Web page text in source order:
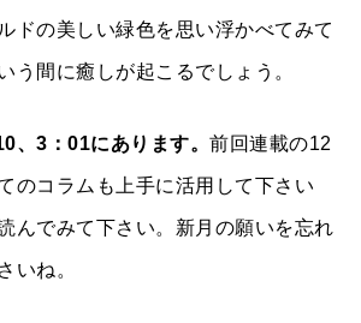
ドの美しい緑色を思い浮かべてみて
う間に癒しが起こるでしょう。
、3：01にあります。前回連載の12
のコラムも上手に活用して下さい
んでみて下さい。新月の願いを忘れ
いね。